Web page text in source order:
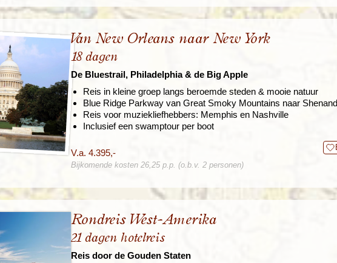
Van New Orleans naar New York
18 dagen
De Bluestrail, Philadelphia & de Big Apple
Reis in kleine groep langs beroemde steden & mooie natuur
Blue Ridge Parkway van Great Smoky Mountains naar
Reis voor muziekliefhebbers: Memphis en Nashville
Inclusief een swamptour per boot
V.a. 4.395,-
Bijkomende kosten 26,25 p.p. (o.b.v. 2 personen)
Rondreis West-Amerika
21 dagen hotelreis
Reis door de Gouden Staten